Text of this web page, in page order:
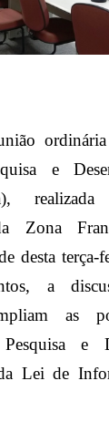
e
Zona
desta terça-
a
as
e
Lei de